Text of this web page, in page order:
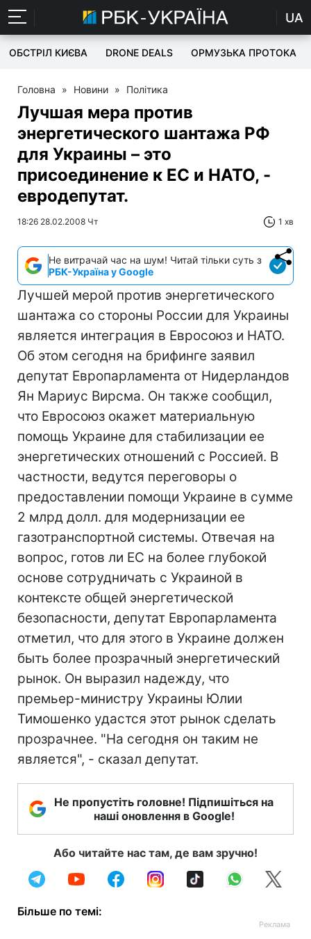
UA
ОБСТРІЛ КИЄВА DRONE DEALS ОРМУЗЬКА ПРОТОКА
Головна » Новини » Політика
Лучшая мера против
энергетического шантажа РФ
для Украины – это
присоединение к ЕС и НАТО, -
евродепутат.
18:26 28.02.2008 Чт 1 хв
Не витрачай час на шум! Читай тільки суть з
РБК-Україна у Google
Лучшей мерой против энергетического
шантажа со стороны России для Украины
является интеграция в Евросоюз и НАТО.
Об этом сегодня на брифинге заявил
депутат Европарламента от Нидерландов
Ян Мариус Вирсма. Он также сообщил,
что Евросоюз окажет материальную
помощь Украине для стабилизации ее
энергетических отношений с Россией. В
частности, ведутся переговоры о
предоставлении помощи Украине в сумме
2 млрд долл. для модернизации ее
газотранспортной системы. Отвечая на
вопрос, готов ли ЕС на более глубокой
основе сотрудничать с Украиной в
контексте общей энергетической
безопасности, депутат Европарламента
отметил, что для этого в Украине должен
быть более прозрачный энергетический
рынок. Он выразил надежду, что
премьер-министру Украины Юлии
Тимошенко удастся этот рынок сделать
прозрачнее. "На сегодня он таким не
является", - сказал депутат.
Не пропустіть головне! Підпишіться на
наші оновлення в Google!
Або читайте нас там, де вам зручно!
Більше по темі: